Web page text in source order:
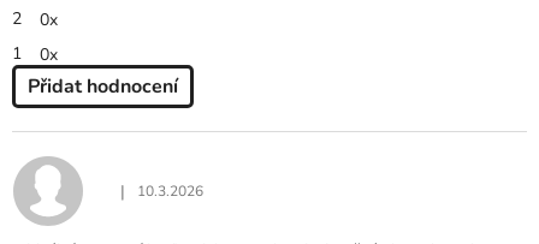
2
0x
1
0x
Přidat hodnocení
P
I
S
Hodnocení produktu je 5 z 5 hvězdiček.
| 10.3.2026